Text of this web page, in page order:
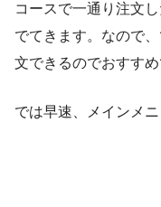
コースで一通り注文
でてきます。なので
文できるのでおすすめ
では早速、メインメ